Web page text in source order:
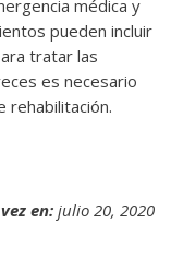
médica y
pueden incluir
tratar las
es necesario
rehabilitación.
en: julio 20, 2020